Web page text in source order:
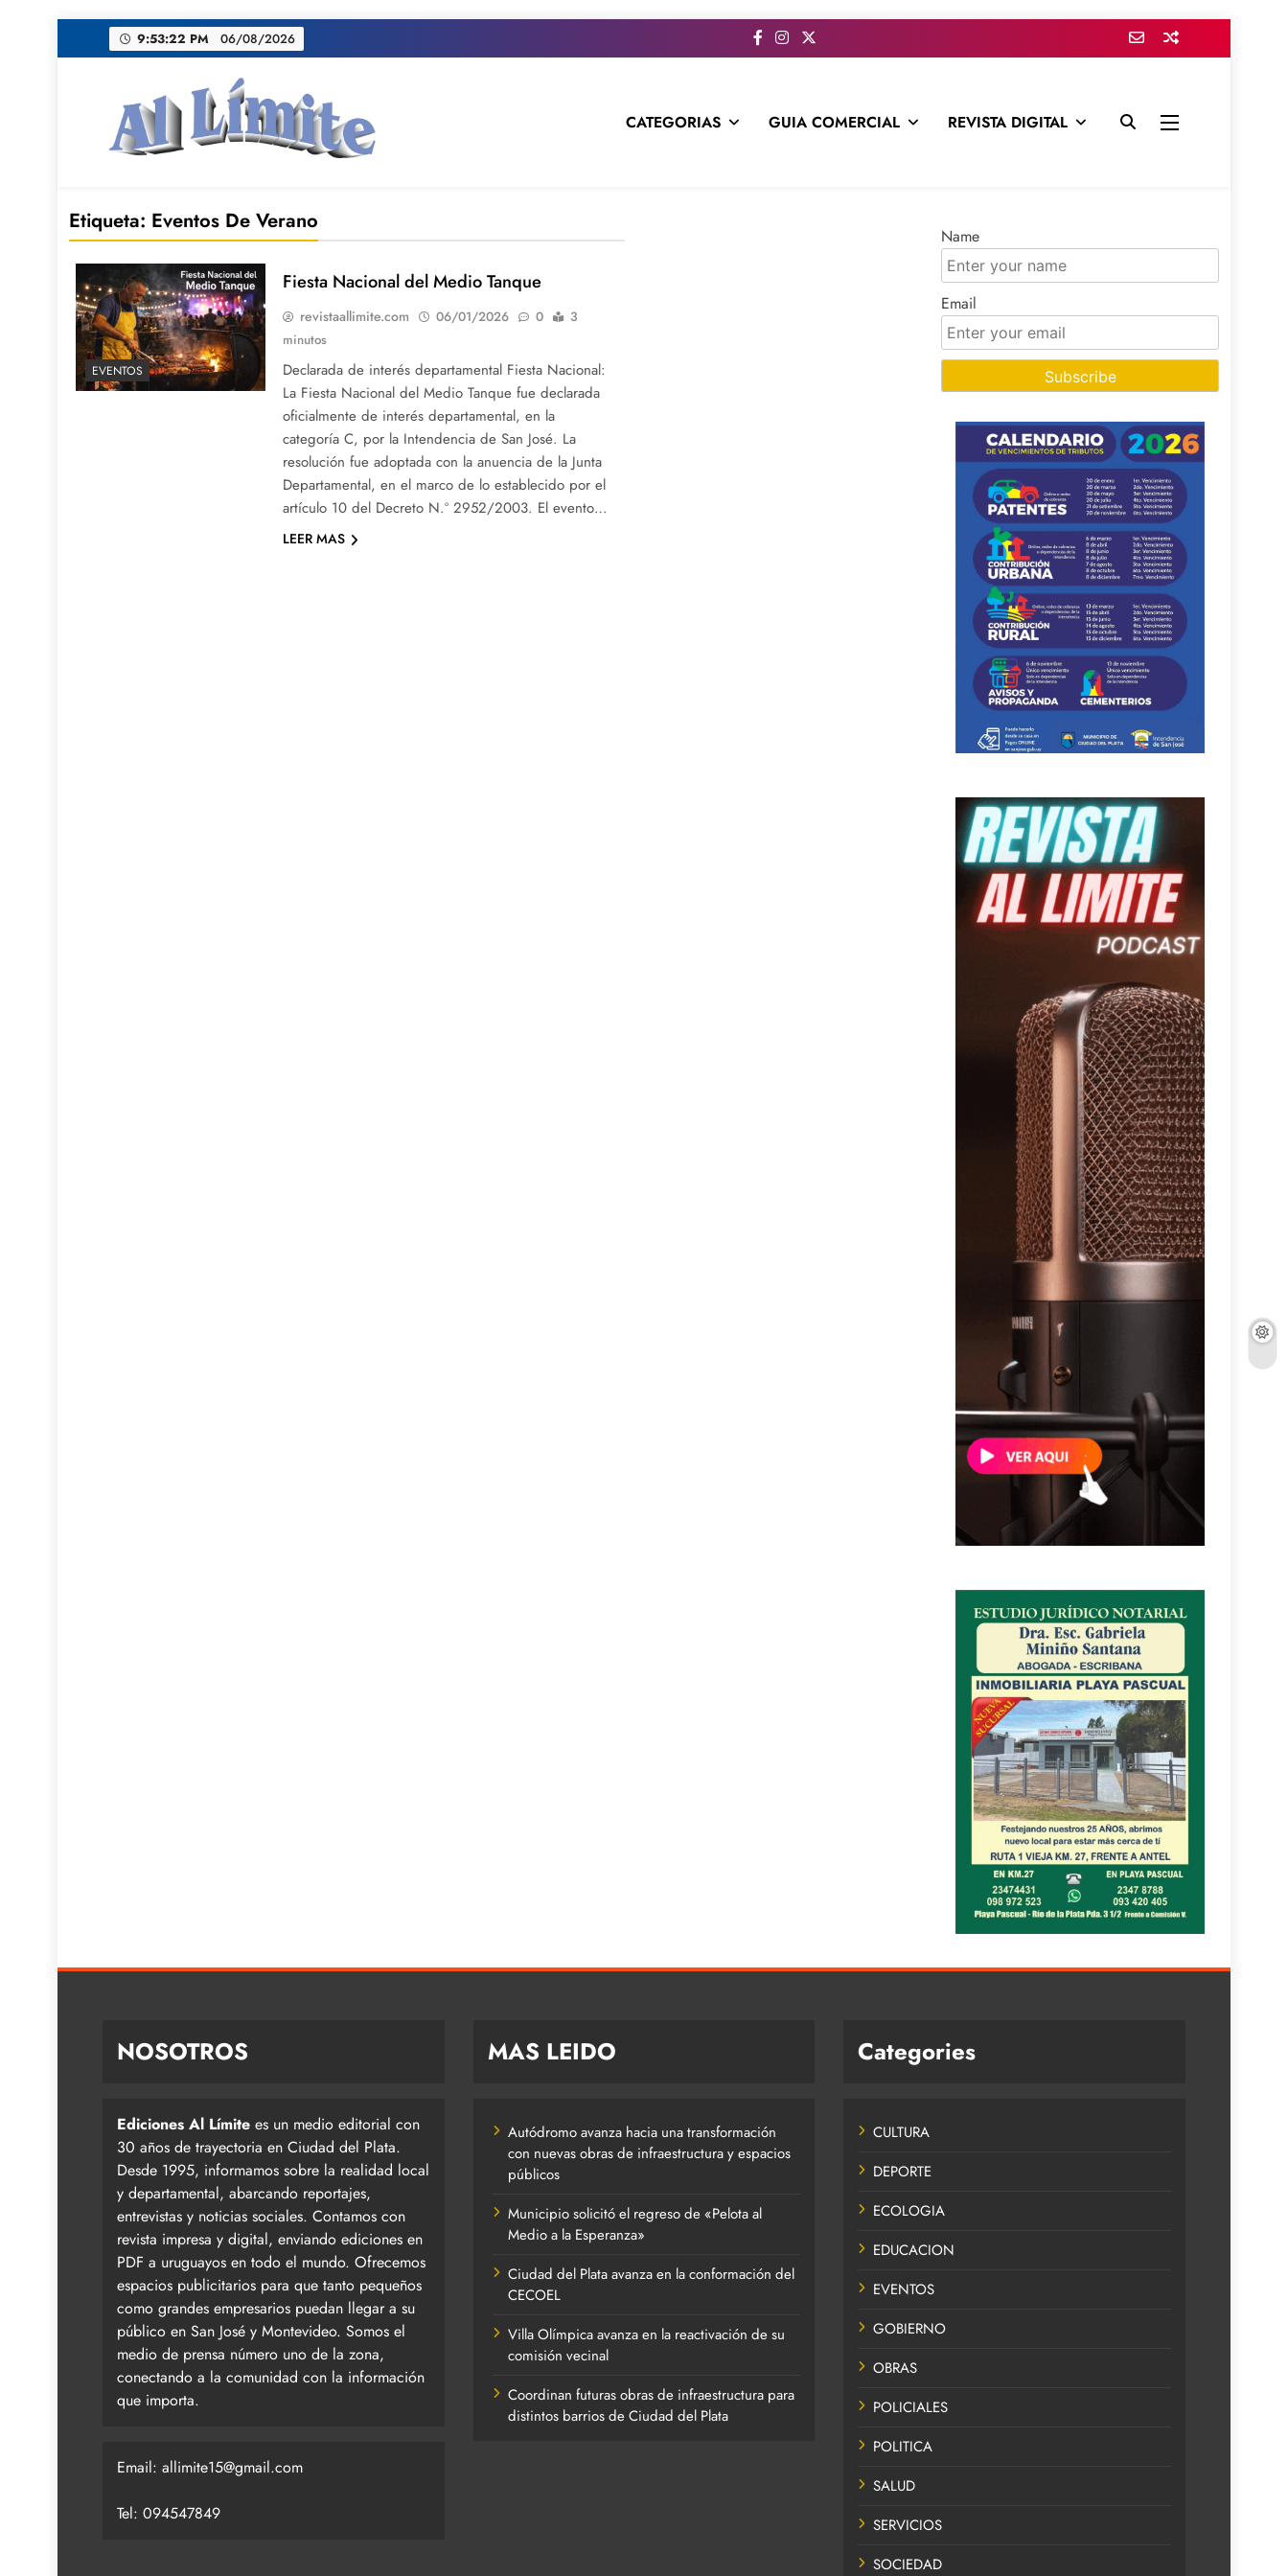
al
9:53:23 PM 06/08/2026
CATEGORIAS GUIA COMERCIAL REVISTA DIGITAL
Etiqueta: Eventos De Verano
EVENTOS
Fiesta Nacional del Medio Tanque
revistaallimite.com 06/01/2026 0
3
minutos
Declarada de interés departamental Fiesta Nacional:
La Fiesta Nacional del Medio Tanque fue declarada
oficialmente de interés departamental, en la
categoría C, por la Intendencia de San José. La
resolución fue adoptada con la anuencia de la Junta
Departamental, en el marco de lo establecido por el
artículo 10 del Decreto N.º 2952/2003. El evento…
LEER MAS
Name
Email
NOSOTROS
Ediciones Al Límite es un medio editorial con
30 años de trayectoria en Ciudad del Plata.
Desde 1995, informamos sobre la realidad local
y departamental, abarcando reportajes,
entrevistas y noticias sociales. Contamos con
revista impresa y digital, enviando ediciones en
PDF a uruguayos en todo el mundo. Ofrecemos
espacios publicitarios para que tanto pequeños
como grandes empresarios puedan llegar a su
público en San José y Montevideo. Somos el
medio de prensa número uno de la zona,
conectando a la comunidad con la información
que importa.
Email: allimite15@gmail.com
Tel: 094547849
MAS LEIDO
Autódromo avanza hacia una transformación
con nuevas obras de infraestructura y espacios
públicos
Municipio solicitó el regreso de «Pelota al
Medio a la Esperanza»
Ciudad del Plata avanza en la conformación del
CECOEL
Villa Olímpica avanza en la reactivación de su
comisión vecinal
Coordinan futuras obras de infraestructura para
distintos barrios de Ciudad del Plata
Categories
CULTURA
DEPORTE
ECOLOGIA
EDUCACION
EVENTOS
GOBIERNO
OBRAS
POLICIALES
POLITICA
SALUD
SERVICIOS
SOCIEDAD